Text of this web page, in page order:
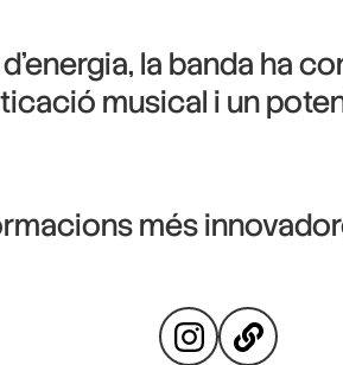
la banda ha
musical i un
més